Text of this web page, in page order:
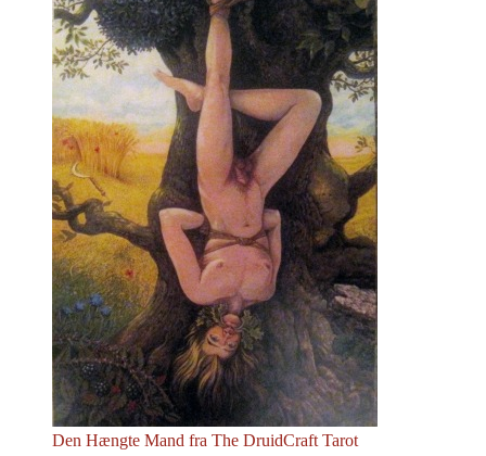
Den Hængte Mand fra The DruidCraft Tarot